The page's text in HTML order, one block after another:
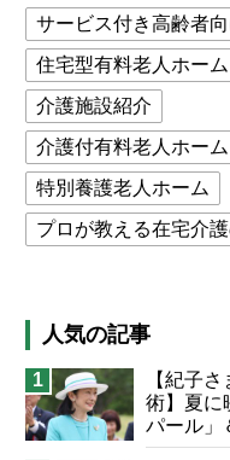
サービス付き高齢者
住宅型有料老人ホーム
介護施設紹介
介護付有料老人ホーム
特別養護老人ホーム
プロが教える在宅介
猫が母になつきません
息子の遠距離介護サ
兄がボケました
便
人気の記事
1
【紀子
術】夏に
パール」
ぐ「揺れ